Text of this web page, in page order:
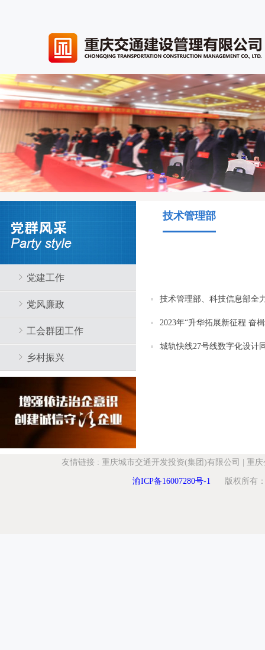
党建工作
党风廉政
工会群团工作
乡村振兴
技术管理部
技术管理部、科技信息部全
2023年“升华拓展新征程 奋
城轨快线27号线数字化设计
友情链接 : 重庆城市交通开发投资(集团)有限公司 重庆
渝ICP备16007280号-1 版权所有：